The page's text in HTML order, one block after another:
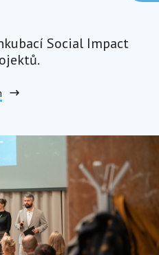
Social Impact